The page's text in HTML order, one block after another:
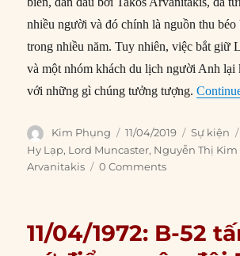
nhiều người và đó chính là nguồn thu béo
trong nhiều năm. Tuy nhiên, việc bắt giữ
và một nhóm khách du lịch người Anh lại
với những gì chúng tưởng tượng.
Author
Kim Phụng
Posted
on
11/04/2019 Sự kiện
Hy Lạp, Lord Muncaster, Nguyễn Thị
Arvanitakis
0 Comments
11/04/1972: B-52